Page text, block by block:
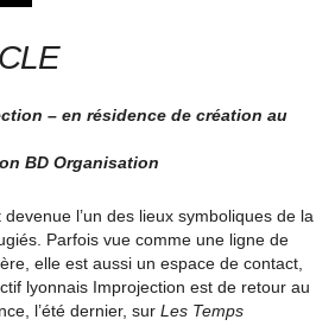
– en résidence de création au
BD Organisation
l’un des lieux symboliques de la
Parfois vue comme une ligne de
elle est aussi un espace de contact,
lyonnais Improjection est de retour au
l’été dernier, sur Les Temps